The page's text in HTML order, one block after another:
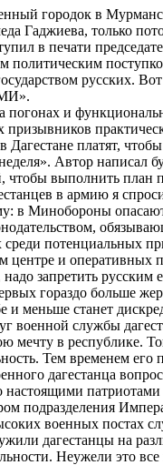
городок в
Гаджиева, только
в печати
русских.
и
платят,
Автор
чтобы выполнить план
в армию я
Минобороны
потенциальных
и оперативных
запретить русским
гораздо больше
меньше станет
военной службы
в республике.
Тем временем
дагестанца
настоящими
военных
дагестанцы на
Неужели это